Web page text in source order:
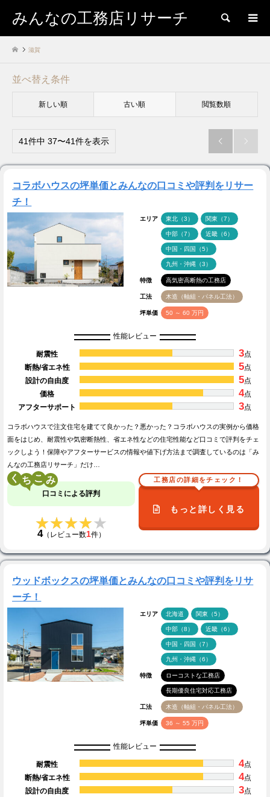
みんなの工務店リサーチ 検索
滋賀
並べ替え条件
新しい順 古い順 閲覧数順
41件中 37〜41件を表示  
コラボハウスの坪単価とみんなの口コミや評判をリサー
チ！
エリア 東北（3） 関東（7）
中部（7） 近畿（6）
中国・四国（5）
九州・沖縄（3）
特徴 高気密高断熱の工務店
工法 木造（軸組・パネル工法）
坪単価 50 ～ 60 万円
性能レビュー
耐震性 3点
断熱/省エネ性
5点
設計の自由度
5点
価格
4点
アフターサポート
3点
コラボハウスで注文住宅を建てて良かった？悪かった？コラボハウスの実例から価格
面をはじめ、耐震性や気密断熱性、省エネ性などの住宅性能など口コミで評判をチェ
ックしよう！保障やアフターサービスの情報や値下げ方法まで調査しているのは「み
んなの工務店リサーチ」だけ…
く こ
口コミによる評判
★★★★★
★★★★★
4（レビュー数1件）
工務店の詳細をチェック！
もっと詳しく見る
ウッドボックスの坪単価とみんなの口コミや評判をリサ
ーチ！
エリア 北海道 関東（5）
中部（8） 近畿（6）
中国・四国（7）
九州・沖縄（6）
特徴 ローコストな工務店
長期優良住宅対応工務店
工法 木造（軸組・パネル工法）
坪単価 36 ～ 55 万円
性能レビュー
耐震性 4点
断熱/省エネ性
4点
設計の自由度
3点